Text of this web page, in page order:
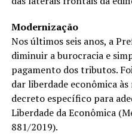
Modernização
Nos últimos seis anos, a
diminuir a burocracia e
pagamento dos tributos.
dar liberdade econômica
decreto específico para
Liberdade da Econômica
881/2019).